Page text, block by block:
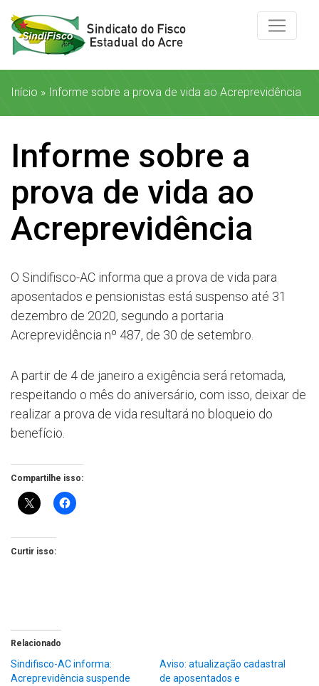
Início » Informe sobre a prova de vida ao Acreprevidência
Informe sobre a
prova de vida ao
Acreprevidência
O Sindifisco-AC informa que a prova de vida para
aposentados e pensionistas está suspenso até 31
dezembro de 2020, segundo a portaria
Acreprevidência nº 487, de 30 de setembro.
A partir de 4 de janeiro a exigência será retomada,
respeitando o mês do aniversário, com isso, deixar de
realizar a prova de vida resultará no bloqueio do
benefício.
Compartilhe isso:
Curtir isso:
Relacionado
Sindifisco-AC informa:
Acreprevidência suspende
Aviso: atualização cadastral
de aposentados e